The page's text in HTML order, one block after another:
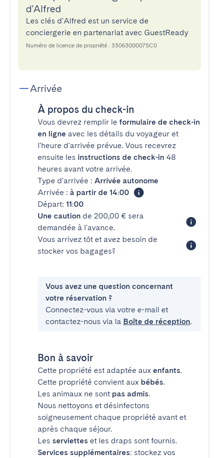
d'Alfred
Les clés d'Alfred est un service de
conciergerie en partenariat avec GuestReady
Numéro de licence de propriété : 33063000075C0
Arrivée
À propos du check-in
Vous devrez remplir le formulaire de check-in
en ligne avec les détails du voyageur et
l'heure d'arrivée prévue. Vous recevrez
ensuite les instructions de check-in 48
heures avant votre arrivée.
Type d'arrivée : Arrivée autonome
Arrivée : à partir de 14:00
Départ: 11:00
Une caution de 200,00 € sera
demandée à l'avance.
Vous arrivez tôt et avez besoin de
stocker vos bagages?
Vous avez une question concernant
votre réservation ?
Connectez-vous via votre e-mail et
contactez-nous via la Boîte de réception.
Bon à savoir
Cette propriété est adaptée aux enfants.
Cette propriété convient aux bébés.
Les animaux ne sont pas admis.
Nous nettoyons et désinfectons
soigneusement chaque propriété avant et
après chaque séjour.
Les serviettes et les draps sont fournis.
Services supplémentaires: stockez vos